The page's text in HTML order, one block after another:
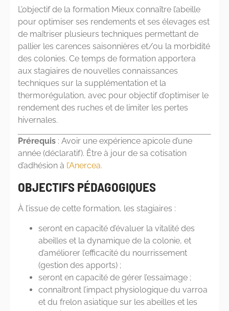
L’objectif de la formation Mieux connaître l’abeille
pour optimiser ses rendements et ses élevages est
de maîtriser plusieurs techniques permettant de
pallier les carences saisonnières et/ou la morbidité
des colonies. Ce temps de formation apportera
aux stagiaires de nouvelles connaissances
techniques sur la supplémentation et la
thermorégulation, avec pour objectif d’optimiser le
rendement des ruches et de limiter les pertes
hivernales.
Prérequis : Avoir une expérience apicole d’une
année (déclaratif). Être à jour de sa cotisation
d’adhésion à l’Anercea.
OBJECTIFS PÉDAGOGIQUES
À l’issue de cette formation, les stagiaires :
seront en capacité d’évaluer la vitalité des
abeilles et la dynamique de la colonie, et
d’améliorer l’efficacité du nourrissement
(gestion des apports) ;
seront en capacité de gérer l’essaimage ;
connaîtront l’impact physiologique du varroa
et du frelon asiatique sur les abeilles et les